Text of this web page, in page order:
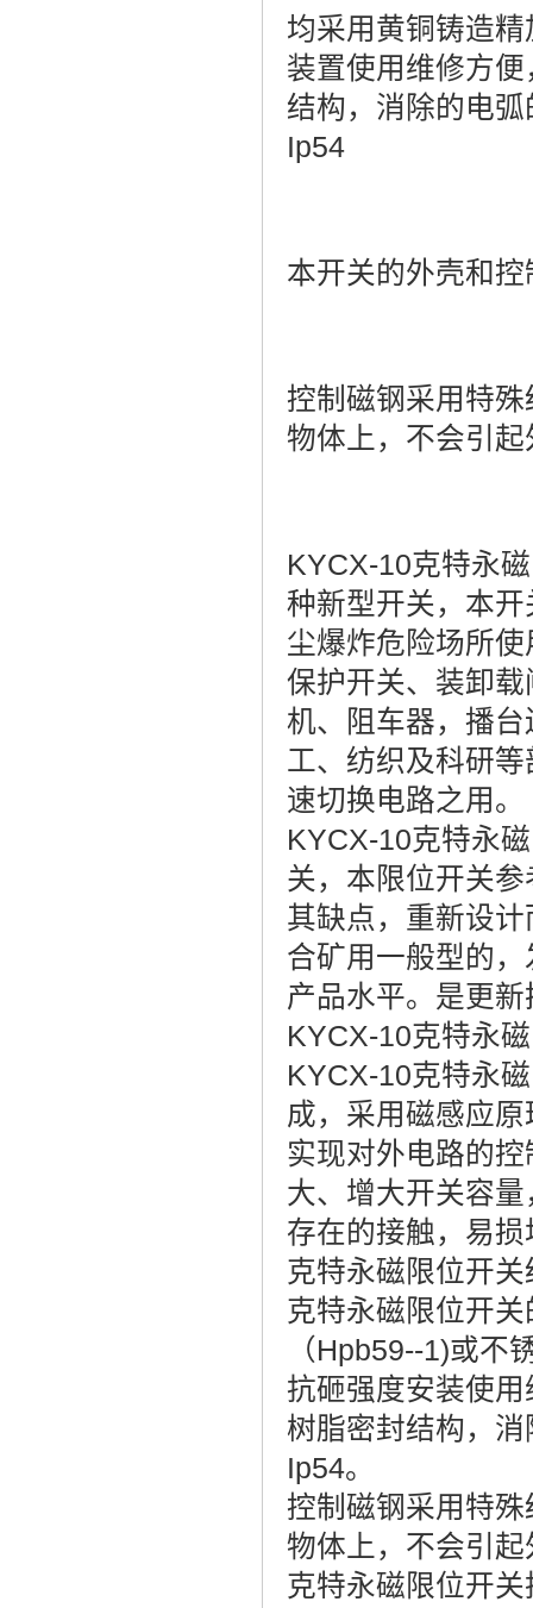
均采用黄铜铸造
装置使用维修方
结构，消除的电
Ip54
本开关的外壳和
控制磁钢采用特
物体上，不会引
KYCX-10克特永
种新型开关，本
尘爆炸危险场所
保护开关、装卸
机、阻车器，播
工、纺织及科研
速切换电路之用。
KYCX-10克特永
关，本限位开关
其缺点，重新设
合矿用一般型的
产品水平。是更
KYCX-10克特永
KYCX-10克特永
成，采用磁感应
实现对外电路的
大、增大开关容
存在的接触，易
克特永磁限位开
克特永磁限位开
（Hpb59--1)或不
抗砸强度安装使
树脂密封结构，
Ip54。
控制磁钢采用特
物体上，不会引
克特永磁限位开